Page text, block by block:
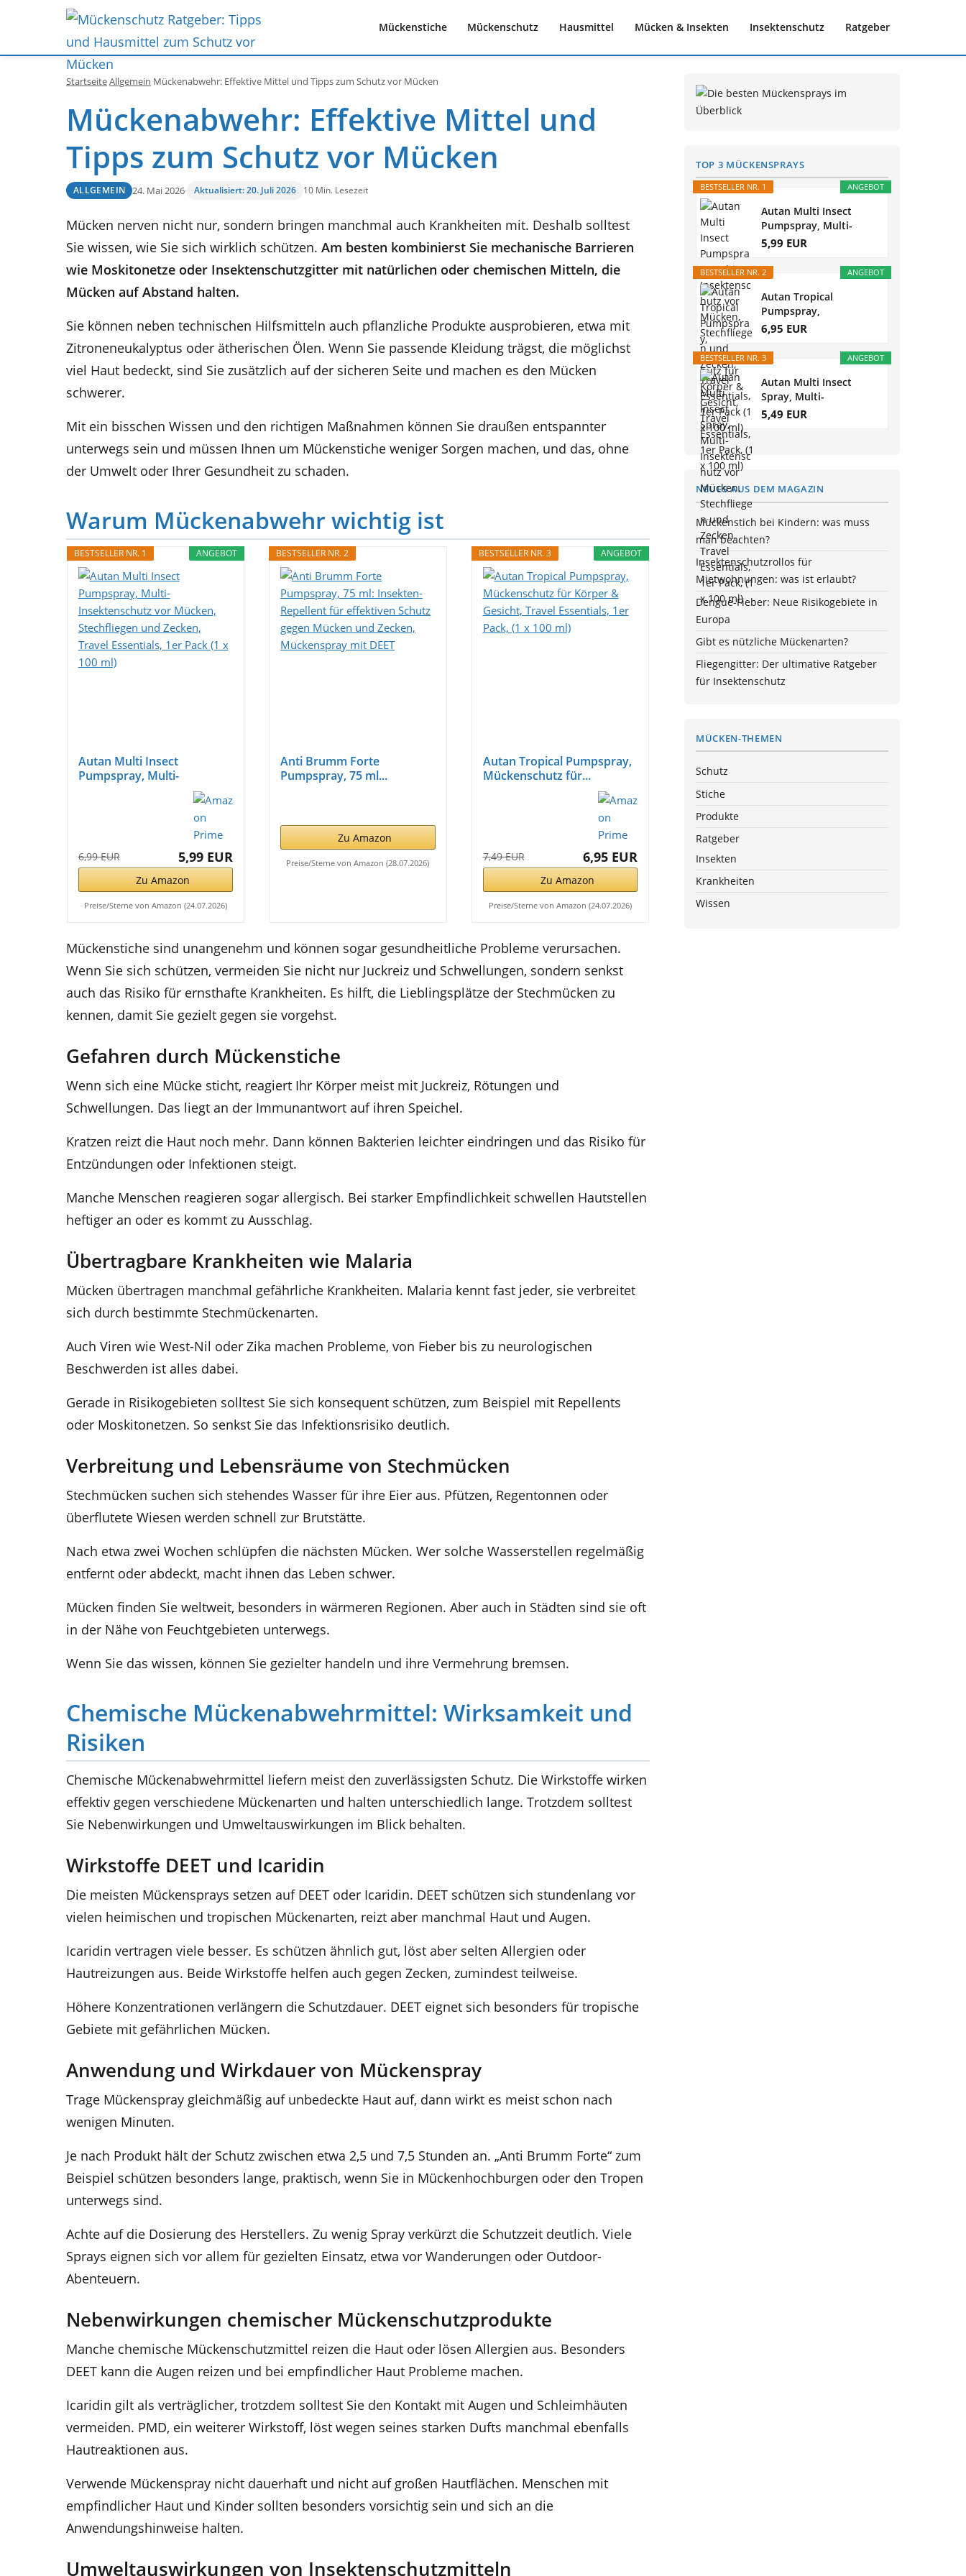
Mückenstiche Mückenschutz Hausmittel Mücken & Insekten Insektenschutz Ratgeber
StartseiteAllgemein Mückenabwehr: Effektive Mittel und Tipps zum Schutz vor Mücken
Mückenabwehr: Effektive Mittel und
Tipps zum Schutz vor Mücken
ALLGEMEIN 24. Mai 2026· Aktualisiert: 20. Juli 2026 10 Min. Lesezeit
Mücken nerven nicht nur, sondern bringen manchmal auch Krankheiten mit. Deshalb solltest
Sie wissen, wie Sie sich wirklich schützen. Am besten kombinierst Sie mechanische Barrieren
wie Moskitonetze oder Insektenschutzgitter mit natürlichen oder chemischen Mitteln, die
Mücken auf Abstand halten.
Sie können neben technischen Hilfsmitteln auch pflanzliche Produkte ausprobieren, etwa mit
Zitroneneukalyptus oder ätherischen Ölen. Wenn Sie passende Kleidung trägst, die möglichst
viel Haut bedeckt, sind Sie zusätzlich auf der sicheren Seite und machen es den Mücken
schwerer.
Mit ein bisschen Wissen und den richtigen Maßnahmen können Sie draußen entspannter
unterwegs sein und müssen Ihnen um Mückenstiche weniger Sorgen machen, und das, ohne
der Umwelt oder Ihrer Gesundheit zu schaden.
Warum Mückenabwehr wichtig ist
ANGEBOT
BESTSELLER NR. 1
Autan Multi Insect
Pumpspray, Multi-
6,99 EUR 5,99 EUR
Zu Amazon
Preise/Sterne von Amazon (24.07.2026)
BESTSELLER NR. 2
Anti Brumm Forte
Pumpspray, 75 ml...
Zu Amazon
Preise/Sterne von Amazon (28.07.2026)
ANGEBOT
BESTSELLER NR. 3
Autan Tropical Pumpspray,
Mückenschutz für...
7,49 EUR 6,95 EUR
Zu Amazon
Preise/Sterne von Amazon (24.07.2026)
Mückenstiche sind unangenehm und können sogar gesundheitliche Probleme verursachen.
Wenn Sie sich schützen, vermeiden Sie nicht nur Juckreiz und Schwellungen, sondern senkst
auch das Risiko für ernsthafte Krankheiten. Es hilft, die Lieblingsplätze der Stechmücken zu
kennen, damit Sie gezielt gegen sie vorgehst.
Gefahren durch Mückenstiche
Wenn sich eine Mücke sticht, reagiert Ihr Körper meist mit Juckreiz, Rötungen und
Schwellungen. Das liegt an der Immunantwort auf ihren Speichel.
Kratzen reizt die Haut noch mehr. Dann können Bakterien leichter eindringen und das Risiko für
Entzündungen oder Infektionen steigt.
Manche Menschen reagieren sogar allergisch. Bei starker Empfindlichkeit schwellen Hautstellen
heftiger an oder es kommt zu Ausschlag.
Übertragbare Krankheiten wie Malaria
Mücken übertragen manchmal gefährliche Krankheiten. Malaria kennt fast jeder, sie verbreitet
sich durch bestimmte Stechmückenarten.
Auch Viren wie West-Nil oder Zika machen Probleme, von Fieber bis zu neurologischen
Beschwerden ist alles dabei.
Gerade in Risikogebieten solltest Sie sich konsequent schützen, zum Beispiel mit Repellents
oder Moskitonetzen. So senkst Sie das Infektionsrisiko deutlich.
Verbreitung und Lebensräume von Stechmücken
Stechmücken suchen sich stehendes Wasser für ihre Eier aus. Pfützen, Regentonnen oder
überflutete Wiesen werden schnell zur Brutstätte.
Nach etwa zwei Wochen schlüpfen die nächsten Mücken. Wer solche Wasserstellen regelmäßig
entfernt oder abdeckt, macht ihnen das Leben schwer.
Mücken finden Sie weltweit, besonders in wärmeren Regionen. Aber auch in Städten sind sie oft
in der Nähe von Feuchtgebieten unterwegs.
Wenn Sie das wissen, können Sie gezielter handeln und ihre Vermehrung bremsen.
Chemische Mückenabwehrmittel: Wirksamkeit und
Risiken
Chemische Mückenabwehrmittel liefern meist den zuverlässigsten Schutz. Die Wirkstoffe wirken
effektiv gegen verschiedene Mückenarten und halten unterschiedlich lange. Trotzdem solltest
Sie Nebenwirkungen und Umweltauswirkungen im Blick behalten.
Wirkstoffe DEET und Icaridin
Die meisten Mückensprays setzen auf DEET oder Icaridin. DEET schützen sich stundenlang vor
vielen heimischen und tropischen Mückenarten, reizt aber manchmal Haut und Augen.
Icaridin vertragen viele besser. Es schützen ähnlich gut, löst aber selten Allergien oder
Hautreizungen aus. Beide Wirkstoffe helfen auch gegen Zecken, zumindest teilweise.
Höhere Konzentrationen verlängern die Schutzdauer. DEET eignet sich besonders für tropische
Gebiete mit gefährlichen Mücken.
Anwendung und Wirkdauer von Mückenspray
Trage Mückenspray gleichmäßig auf unbedeckte Haut auf, dann wirkt es meist schon nach
wenigen Minuten.
Je nach Produkt hält der Schutz zwischen etwa 2,5 und 7,5 Stunden an. „Anti Brumm Forte“ zum
Beispiel schützen besonders lange, praktisch, wenn Sie in Mückenhochburgen oder den Tropen
unterwegs sind.
Achte auf die Dosierung des Herstellers. Zu wenig Spray verkürzt die Schutzzeit deutlich. Viele
Sprays eignen sich vor allem für gezielten Einsatz, etwa vor Wanderungen oder Outdoor-
Abenteuern.
Nebenwirkungen chemischer Mückenschutzprodukte
Manche chemische Mückenschutzmittel reizen die Haut oder lösen Allergien aus. Besonders
DEET kann die Augen reizen und bei empfindlicher Haut Probleme machen.
Icaridin gilt als verträglicher, trotzdem solltest Sie den Kontakt mit Augen und Schleimhäuten
vermeiden. PMD, ein weiterer Wirkstoff, löst wegen seines starken Dufts manchmal ebenfalls
Hautreaktionen aus.
Verwende Mückenspray nicht dauerhaft und nicht auf großen Hautflächen. Menschen mit
empfindlicher Haut und Kinder sollten besonders vorsichtig sein und sich an die
Anwendungshinweise halten.
Umweltauswirkungen von Insektenschutzmitteln
TOP 3 MÜCKENSPRAYS
ANGEBOT
BESTSELLER NR. 1
Autan Multi Insect
Pumpspray, Multi-
Insektenschutz...
5,99 EUR
ANGEBOT
BESTSELLER NR. 2
Autan Tropical
Pumpspray,
Mückenschutz für...
6,95 EUR
ANGEBOT
BESTSELLER NR. 3
Autan Multi Insect
Spray, Multi-
Insektenschutz vor...
5,49 EUR
NEUES AUS DEM MAGAZIN
Mückenstich bei Kindern: was muss
man beachten?
Insektenschutzrollos für
Mietwohnungen: was ist erlaubt?
Dengue-Fieber: Neue Risikogebiete in
Europa
Gibt es nützliche Mückenarten?
Fliegengitter: Der ultimative Ratgeber
für Insektenschutz
MÜCKEN-THEMEN
Schutz
Stiche
Produkte
Ratgeber
Insekten
Krankheiten
Wissen